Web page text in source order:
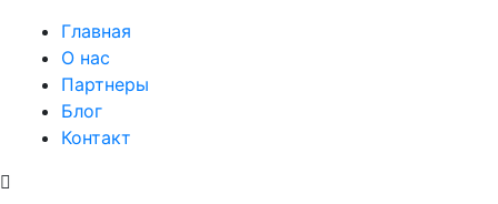
Главная
О нас
Партнеры
Блог
Контакт